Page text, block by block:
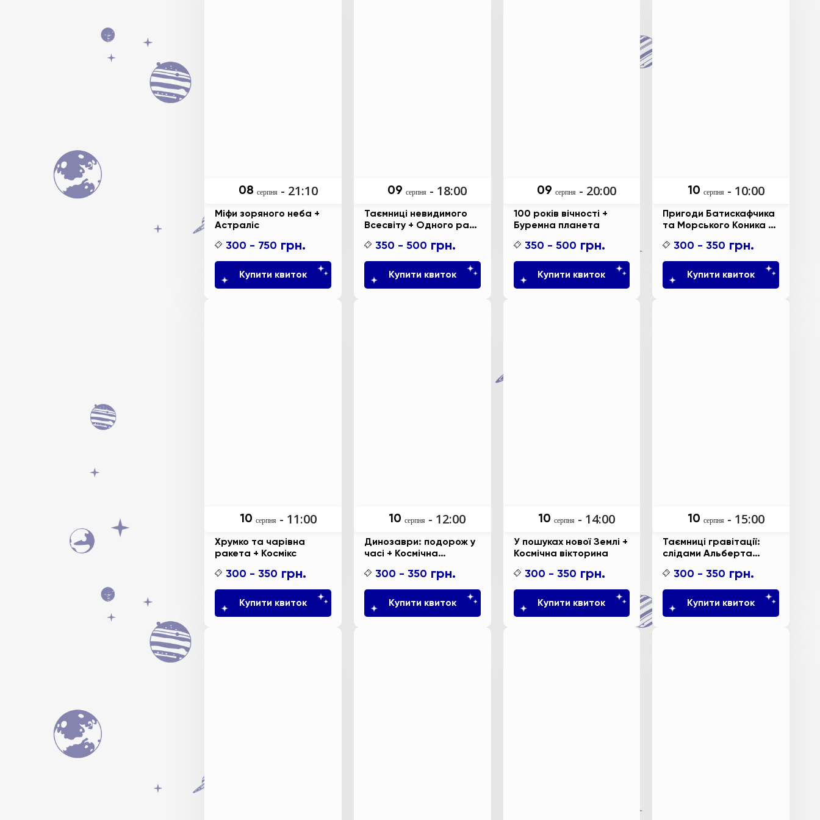
08 серпня - 21:10
Міфи зоряного неба +
Астраліс
300 - 750 грн.
Купити квиток
09 серпня - 18:00
Таємниці невидимого
Всесвіту + Одного разу
350 - 500 грн.
Купити квиток
09 серпня - 20:00
100 років вічності +
Буремна планета
350 - 500 грн.
Купити квиток
10 серпня - 10:00
Пригоди Батискафчика
та Морського Коника +
300 - 350 грн.
Купити квиток
10 серпня - 11:00
Хрумко та чарівна
ракета + Космікс
300 - 350 грн.
Купити квиток
10 серпня - 12:00
Динозаври: подорож у
часі + Космічна
300 - 350 грн.
Купити квиток
10 серпня - 14:00
У пошуках нової Землі +
Космічна вікторина
300 - 350 грн.
Купити квиток
10 серпня - 15:00
Таємниці гравітації:
слідами Альберта
300 - 350 грн.
Купити квиток